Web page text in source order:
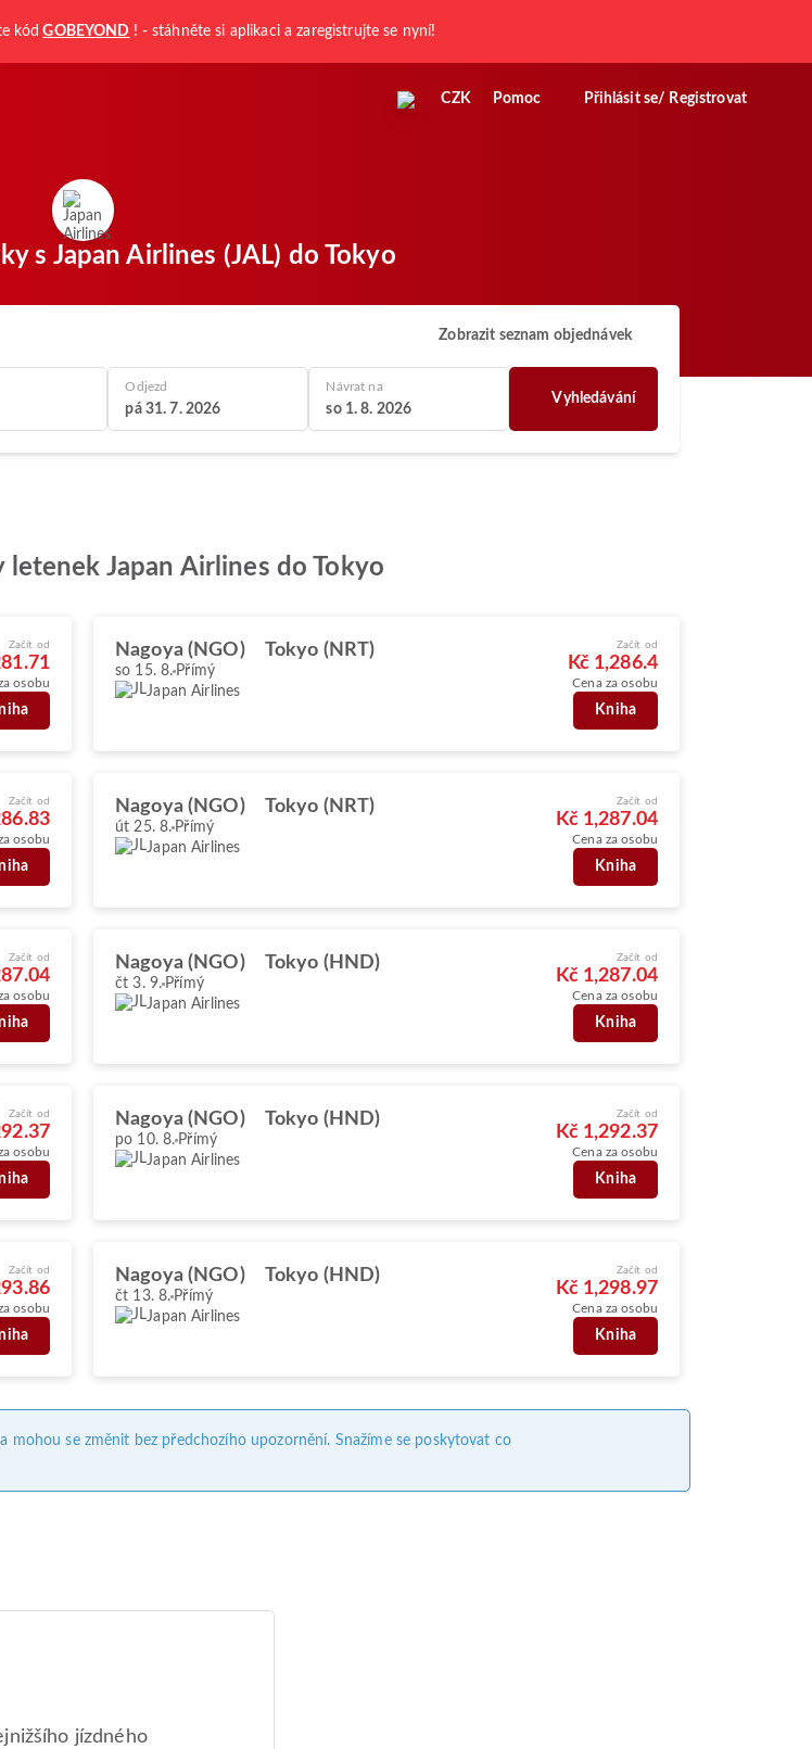
kód GOBEYOND ! - stáhněte si aplikaci a zaregistrujte se nyní!
CZK Pomoc Přihlásit se/ Registrovat
s Japan Airlines (JAL) do Tokyo
Zobrazit seznam objednávek
Odjezd
pá 31. 7. 2026
Návrat na
so 1. 8. 2026
Vyhledávání
Japan Airlines do Tokyo
Začít od
osobu
Nagoya (NGO) Tokyo (NRT)
so 15. 8. Přímý
Japan Airlines
Začít od
Kč 1,286.4
Cena za osobu
Kniha
Začít od
osobu
Nagoya (NGO) Tokyo (NRT)
út 25. 8. Přímý
Japan Airlines
Začít od
Kč 1,287.04
Cena za osobu
Kniha
Začít od
osobu
Nagoya (NGO) Tokyo (HND)
čt 3. 9. Přímý
Japan Airlines
Začít od
Kč 1,287.04
Cena za osobu
Kniha
Začít od
osobu
Nagoya (NGO) Tokyo (HND)
po 10. 8. Přímý
Japan Airlines
Začít od
Kč 1,292.37
Cena za osobu
Kniha
Začít od
osobu
Nagoya (NGO) Tokyo (HND)
čt 13. 8. Přímý
Japan Airlines
Začít od
Kč 1,298.97
Cena za osobu
Kniha
se změnit bez předchozího upozornění. Snažíme se poskytovat co
jízdného